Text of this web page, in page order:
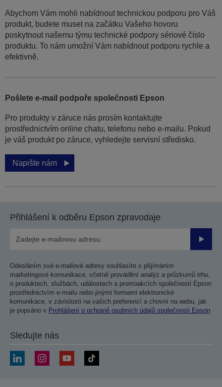
Abychom Vám mohli nabídnout technickou podporu pro Váš
produkt, budete muset na začátku Vašeho hovoru
poskytnout našemu týmu technické podpory sériové číslo
produktu. To nám umožní Vám nabídnout podporu rychle a
efektivně.
Pošlete e-mail podpoře společnosti Epson
Pro produkty v záruce nás prosím kontaktujte
prostřednictvím online chatu, telefonu nebo e-mailu. Pokud
je váš produkt po záruce, vyhledejte servisní středisko.
Napište nám
Přihlášení k odběru Epson zpravodaje
Odesláním své e-mailové adresy souhlasíte s přijímáním
marketingové komunikace, včetně provádění analýz a průzkumů trhu,
o produktech, službách, událostech a promoakcích společnosti Epson
prostřednictvím e-mailu nebo jinými formami elektronické
komunikace, v závislosti na vašich preferencí a chovní na webu, jak
je popsáno v Prohlášení o ochraně osobních údajů společnosti Epson
Sledujte nás